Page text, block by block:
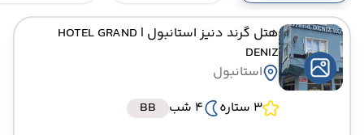
هتل گرند دنیز استانبول | HOTEL GRAND
DENIZ
استانبول
3 ستاره
4 شب BB